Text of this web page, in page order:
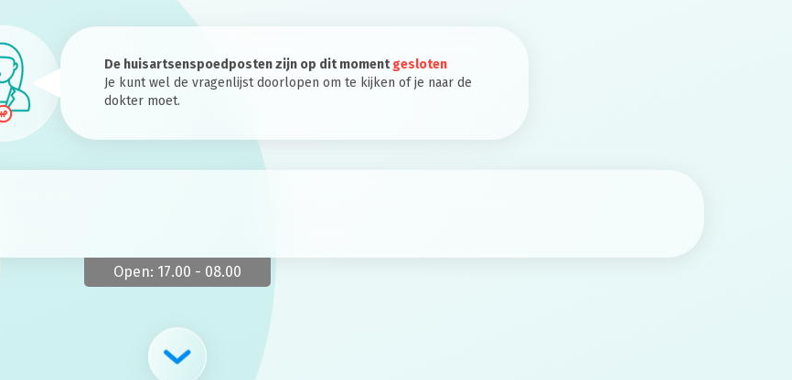
De huisartsenspoedposten zijn op dit momentgesloten
Je kunt wel de vragenlijst doorlopen om te kijken of je naar de
dokter moet.
Open: 17.00 - 08.00